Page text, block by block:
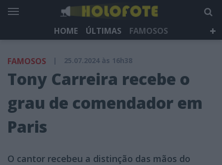
HOME ÚLTIMAS
FAMOSOS
HOLOFOTE TV
NEWSLETTER
FAMOSOS | 25.07.2024 às 16h38
Tony Carreira recebe o
grau de comendador em
Paris
O cantor recebeu a distinção das mãos do